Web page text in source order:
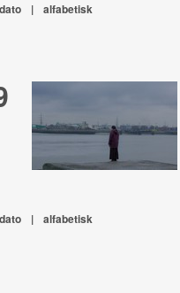
dato | alfabetisk
dato | alfabetisk